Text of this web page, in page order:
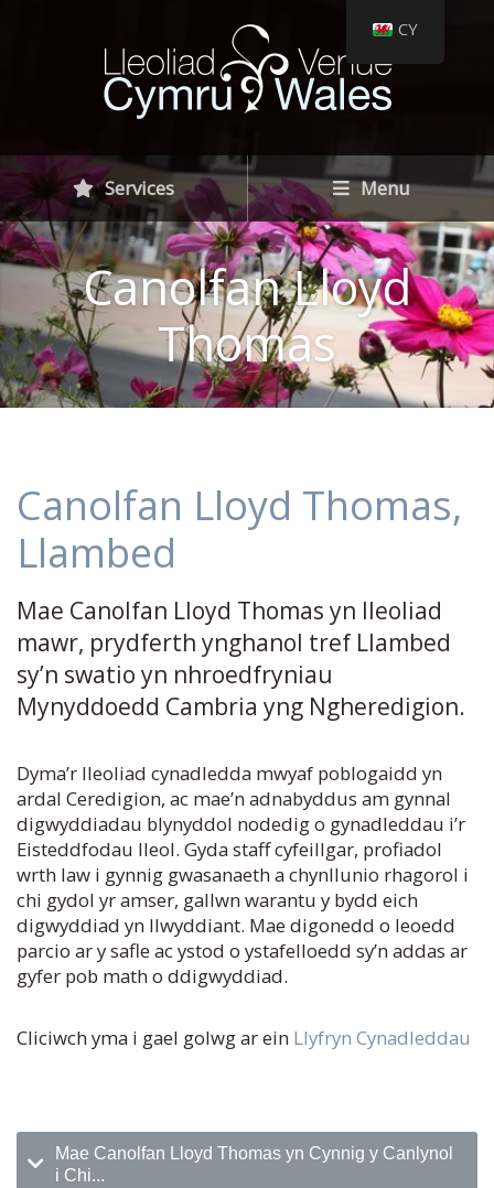
Services Menu
Canolfan Lloyd
Thomas
Canolfan Lloyd Thomas,
Llambed
Mae Canolfan Lloyd Thomas yn lleoliad
mawr, prydferth ynghanol tref Llambed
sy’n swatio yn nhroedfryniau
Mynyddoedd Cambria yng Ngheredigion.
Dyma’r lleoliad cynadledda mwyaf poblogaidd yn
ardal Ceredigion, ac mae’n adnabyddus am gynnal
digwyddiadau blynyddol nodedig o gynadleddau i’r
Eisteddfodau lleol. Gyda staff cyfeillgar, profiadol
wrth law i gynnig gwasanaeth a chynllunio rhagorol i
chi gydol yr amser, gallwn warantu y bydd eich
digwyddiad yn llwyddiant. Mae digonedd o leoedd
parcio ar y safle ac ystod o ystafelloedd sy’n addas ar
gyfer pob math o ddigwyddiad.
Cliciwch yma i gael golwg ar ein Llyfryn Cynadleddau
Mae Canolfan Lloyd Thomas yn Cynnig y Canlynol
i Chi...
CY